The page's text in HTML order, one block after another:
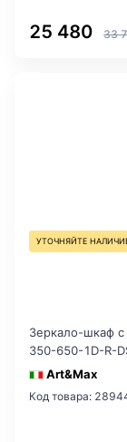
25 480 33
УТОЧНЯЙТЕ
Зеркало-шкаф с
350-650-1D-R-
Art&Max
Код товара: